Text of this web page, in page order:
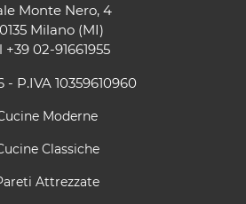
Monte Nero, 4
Milano (MI)
+39 02-91661955
- P.IVA 10359610960
Moderne
Classiche
Attrezzate